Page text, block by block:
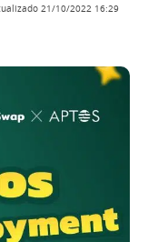
21/10/2022 16:29